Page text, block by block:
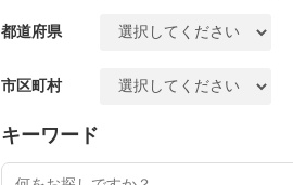
都道府県
市区町村
キーワード